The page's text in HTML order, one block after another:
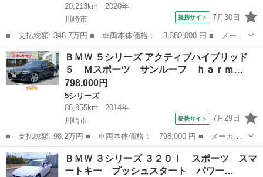
20,213km
2020年
川崎市
提携サイト 7月30日
■ 支払総額: 348.7万円 ■ 車両本体価格： 3,380,000 円 ■ メーカ
ー名： ＢＭＷ ■ 車種名： ３シリーズ ■ グレード名： ３２０
ｄｘＤｒｉｖｅツーリングＭスポーツハイラインＰ ＡＣＣ ドライ
ビングア...
神奈川 川崎市
ＢＭＷ ５シリーズ アクティブハイブリッド
５ Ｍスポーツ サンルーフ ｈａｒｍ…
798,000円
5シリーズ
86,855km
2014年
川崎市
提携サイト 7月29日
■ 支払総額: 98.2万円 ■ 車両本体価格： 798,000 円 ■ メーカー
名： ＢＭＷ ■ 車種名： ５シリーズ ■ グレード名： アクティ
ブハイブリッド５ Ｍスポーツ サンルーフ ｈａｒｍａｎ ｋａｒ
ｄｏｎオーデ...
神奈川 川崎市
ＢＭＷ ３シリーズ ３２０ｉ スポーツ スマ
ートキー プッシュスタート パワー…